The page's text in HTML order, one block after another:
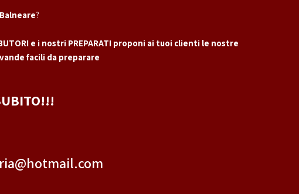
?
e i nostri PREPARATI proponi ai tuoi clienti le nostre
facili da preparare